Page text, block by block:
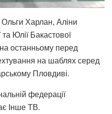
Ольги Харлан, Аліни
Юлії Бакастової
останньому перед
на шаблях серед
Пловдиві.
федерації
Інше ТВ.